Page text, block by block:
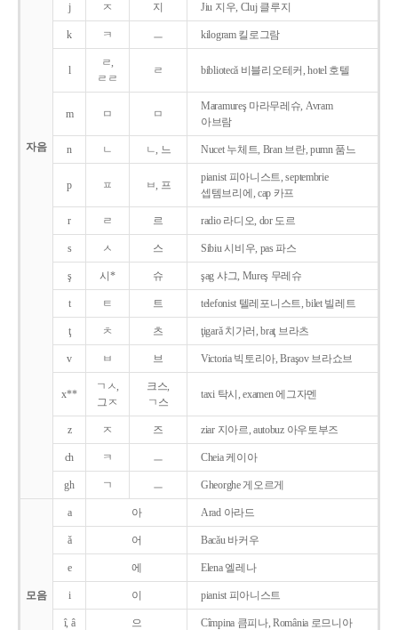
자음
j ㅈ 지 Jiu 지우, Cluj 클루지
k ㅋ ㅡ kilogram 킬로그람
l
ㄹ,
ㄹㄹ
ㄹ bibliotecǎ 비블리오테커, hotel 호텔
m ㅁ ㅁ
Maramureş 마라무레슈, Avram
아브람
n ㄴ ㄴ, 느 Nucet 누체트, Bran 브란, pumn 품느
p ㅍ ㅂ, 프
pianist 피아니스트, septembrie
셉템브리에, cap 카프
r ㄹ 르 radio 라디오, dor 도르
s ㅅ 스 Sibiu 시비우, pas 파스
ş 시* 슈 şag 샤그, Mureş 무레슈
t ㅌ 트 telefonist 텔레포니스트, bilet 빌레트
ţ ㅊ 츠 ţigarǎ 치가러, braţ 브라츠
v ㅂ 브 Victoria 빅토리아, Braşov 브라쇼브
x**
ㄱㅅ,
그ㅈ
크스,
ㄱ스
taxi 탁시, examen 에그자멘
z ㅈ 즈 ziar 지아르, autobuz 아우토부즈
ch ㅋ ㅡ Cheia 케이아
gh ㄱ ㅡ Gheorghe 게오르게
모음
a 아 Arad 아라드
ǎ 어 Bacǎu 바커우
e 에 Elena 엘레나
i 이 pianist 피아니스트
î, â 으 Cîmpina 큼피나, România 로므니아